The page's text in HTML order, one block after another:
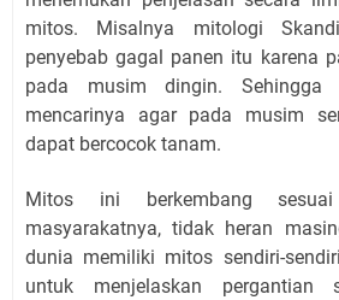
mitos. Misalnya mitologi
penyebab gagal panen itu karena
pada musim dingin. Sehingga
mencarinya agar pada musim
dapat bercocok tanam.
Mitos ini berkembang
masyarakatnya, tidak heran
dunia memiliki mitos sendiri-
untuk menjelaskan